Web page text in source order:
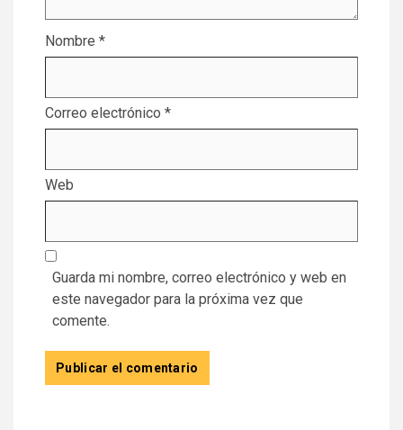
Nombre *
Correo electrónico *
Web
Guarda mi nombre, correo electrónico y web en
este navegador para la próxima vez que
comente.